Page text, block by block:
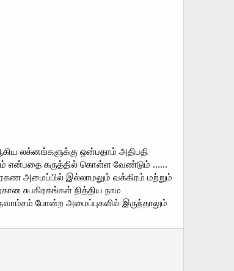
லக்னங்களுக்கு ஒன்பதாம் அதிபதி
என்பதை கருத்தில் கொள்ள வேண்டும் ......
அமைப்பில் இல்லாமலும் வக்கிரம் மற்றும்
சுபகிரகங்கள் நித்திய நாம
நவாம்சம் போன்ற அமைப்புகளில் இருந்தாலும்